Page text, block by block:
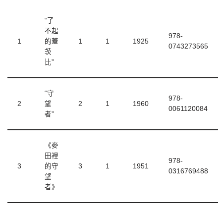
1
“了
不起
的蓋
茨
比”
1 1 1925
978-
0743273565
2
“守
望
者”
2 1 1960
978-
0061120084
3
《麥
田裡
的守
望
者》
3 1 1951
978-
0316769488